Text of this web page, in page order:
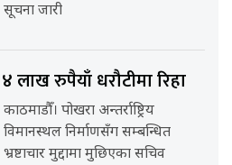
सूचना जारी
लाख रुपैयाँ धरौटीमा रिहा
काठमाडौँ। पोखरा अन्तर्राष्ट्रिय
विमानस्थल निर्माणसँग सम्बन्धित
भ्रष्टाचार मुद्दामा मुछिएका सचिव